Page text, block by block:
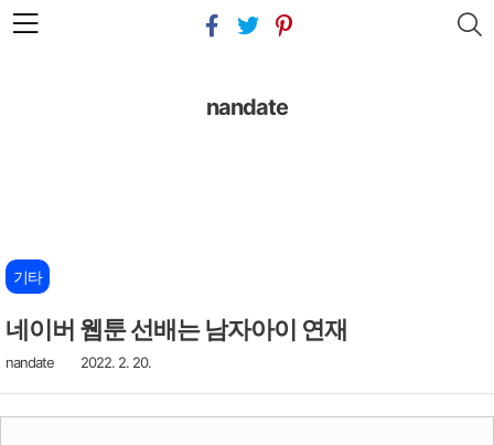
본문 바로가기
nandate
기타
네이버 웹툰 선배는 남자아이 연재
nandate 2022. 2. 20.